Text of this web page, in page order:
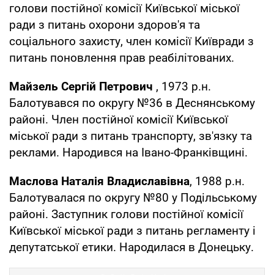
голови постійної комісії Київської міської
ради з питань охорони здоров'я та
соціального захисту, член комісії Київради з
питань поновлення прав реабілітованих.
Майзель Сергій Петрович , 1973 р.н.
Балотувався по округу №36 в Деснянському
районі. Член постійної комісії Київської
міської ради з питань транспорту, зв'язку та
реклами. Народився на Івано-Франківщині.
Маслова Наталія Владиславівна, 1988 р.н.
Балотувалася по округу №80 у Подільському
районі. Заступник голови постійної комісії
Київської міської ради з питань регламенту і
депутатської етики. Народилася в Донецьку.